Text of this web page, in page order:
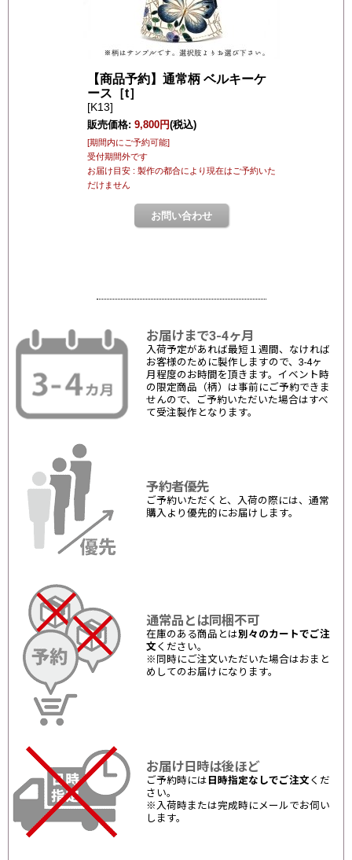
お届けまで3-4ヶ月
入荷予定があれば最短１週間、なければ
お客様のために製作しますので、3-4ヶ
月程度のお時間を頂きます。イベント時
の限定商品（柄）は事前にご予約できま
せんので、ご予約いただいた場合はすべ
て受注製作となります。
予約者優先
ご予約いただくと、入荷の際には、通常
購入より優先的にお届けします。
通常品とは同梱不可
在庫のある商品とは別々のカートでご注
文 ください。
※同時にご注文いただいた場合はおまと
めしてのお届けになります。
お届け日時は後ほど
ご予約時には 日時指定なしでご注文 くだ
さい。
※入荷時または完成時にメールでお伺い
します。